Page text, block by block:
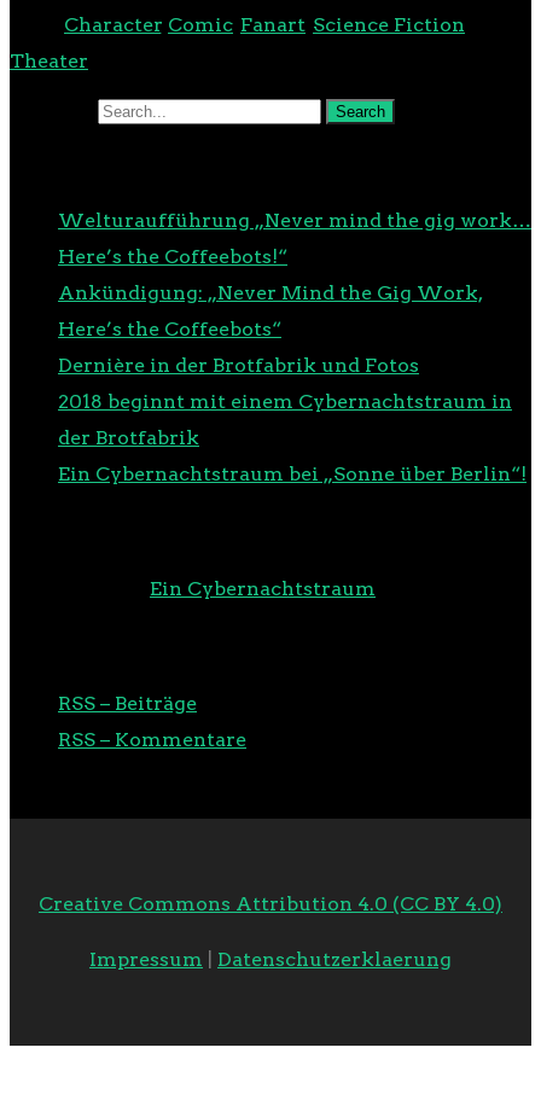
Character Comic Fanart Science Fiction
Theater
Welturaufführung „Never mind the gig work…
Here’s the Coffeebots!“
Ankündigung: „Never Mind the Gig Work,
Here’s the Coffeebots“
Dernière in der Brotfabrik und Fotos
2018 beginnt mit einem Cybernachtstraum in
der Brotfabrik
Ein Cybernachtstraum bei „Sonne über Berlin“!
Ein Cybernachtstraum
RSS – Beiträge
RSS – Kommentare
Creative Commons Attribution 4.0 (CC BY 4.0)
Impressum Datenschutzerklaerung